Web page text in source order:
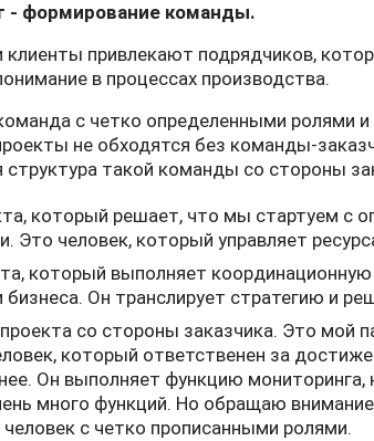
формирование команды.
клиенты привлекают подрядчиков,
в процессах производства.
с четко определенными ролями
не обходятся без команды-
структура такой команды со стороны
который решает, что мы стартуем с
Это человек, который управляет
который выполняет
бизнеса. Он транслирует стратегию и
со стороны заказчика. Это мой
который ответственен за
Он выполняет функцию
много функций. Но обращаю
с четко прописанными ролями.